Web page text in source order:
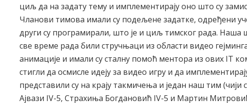
циљ да на задату тему и имплементирају оно што су
Чланови тимова имали су подељене задатке, одређени
други су програмирали, што је и циљ тимског рада. Наша
све време рада били стручњаци из области видео
анимације и имали су сталну помоћ ментора из ових IT
стигли да осмисле идеју за видео игру и да
представили су на крају такмичења и један наш тим
Ајвази IV-5, Страхиња Богдановић IV-5 и Мартин